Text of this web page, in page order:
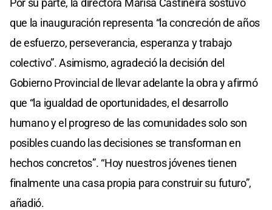
que la inauguración representa “la concreción de años
de esfuerzo, perseverancia, esperanza y trabajo
colectivo”. Asimismo, agradeció la decisión del
Gobierno Provincial de llevar adelante la obra y afirmó
que “la igualdad de oportunidades, el desarrollo
humano y el progreso de las comunidades solo son
posibles cuando las decisiones se transforman en
hechos concretos”. “Hoy nuestros jóvenes tienen
finalmente una casa propia para construir su futuro”,
añadió.